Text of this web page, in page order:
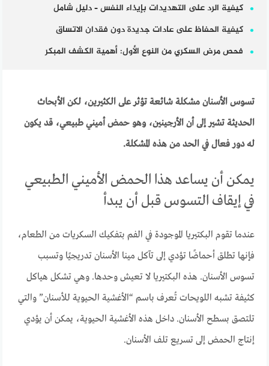
كيفية الرد على التهديدات بإيذاء النفس – دليل شامل
كيفية الحفاظ على عادات جديدة دون فقدان الاتساق
فحص مرض السكري من النوع الأول: أهمية الكشف المبكر
تسوس الأسنان مشكلة شائعة تؤثر على الكثيرين، لكن الأبحاث
الحديثة تشير إلى أن الأرجينين، وهو حمض أميني طبيعي، قد يكون
له دور فعال في الحد من هذه المشكلة.
يمكن أن يساعد هذا الحمض الأميني الطبيعي
في إيقاف التسوس قبل أن يبدأ
عندما تقوم البكتيريا الموجودة في الفم بتفكيك السكريات من الطعام،
فإنها تطلق أحماضًا تؤدي إلى تآكل مينا الأسنان تدريجيًا وتسبب
تسوس الأسنان. هذه البكتيريا لا تعيش وحدها. وهي تشكل هياكل
كثيفة تشبه اللويحات تُعرف باسم “الأغشية الحيوية للأسنان” والتي
تلتصق بسطح الأسنان. داخل هذه الأغشية الحيوية، يمكن أن يؤدي
إنتاج الحمض إلى تسريع تلف الأسنان.